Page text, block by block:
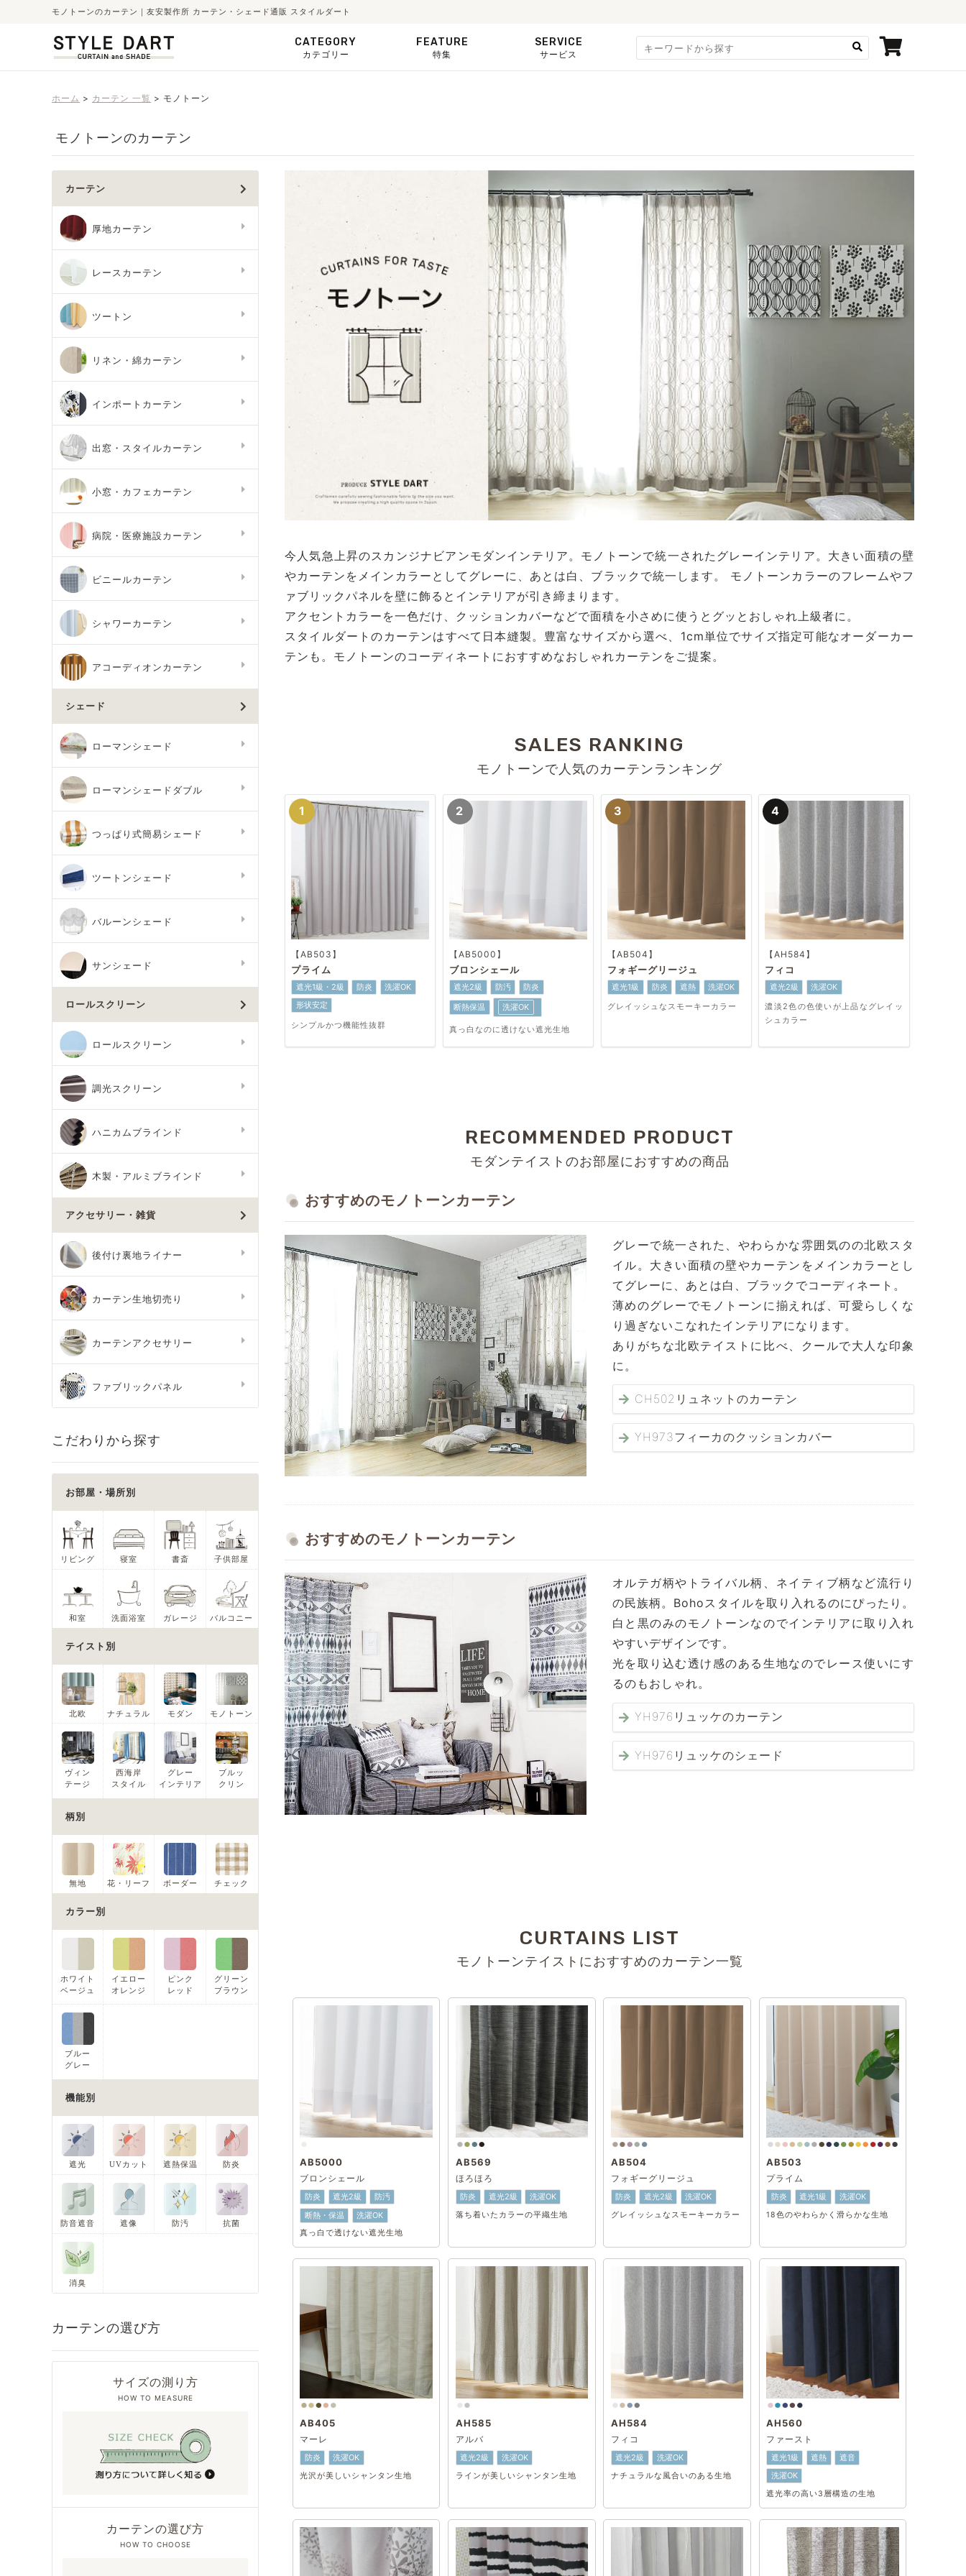
モノトーンのカーテン｜友安製作所 カーテン・シェード通販 スタイルダート
CATEGORY
カテゴリー
FEATURE
特集
SERVICE
サービス
ホーム カーテン 一覧 モノトーン
モノトーンのカーテン
今人気急上昇のスカンジナビアンモダンインテリア。モノトーンで統一されたグレーインテリア。大きい面積の壁
やカーテンをメインカラーとしてグレーに、あとは白、ブラックで統一します。 モノトーンカラーのフレームやフ
ァブリックパネルを壁に飾るとインテリアが引き締まります。
アクセントカラーを一色だけ、クッションカバーなどで面積を小さめに使うとグッとおしゃれ上級者に。
スタイルダートのカーテンはすべて日本縫製。豊富なサイズから選べ、1cm単位でサイズ指定可能なオーダーカー
テンも。モノトーンのコーディネートにおすすめなおしゃれカーテンをご提案。
SALES RANKING
モノトーンで人気のカーテンランキング
【AB503】
プライム
遮光1級・2級 防炎
洗濯OK
形状安定
シンプルかつ機能性抜群
【AB5000】
ブロンシェール
遮光2級 防汚 防炎
断熱保温 洗濯OK
真っ白なのに透けない遮光生地
【AB504】
フォギーグリージュ
遮光1級 防炎 遮熱
洗濯OK
グレイッシュなスモーキーカラー
【AH584】
フィコ
遮光2級
洗濯OK
濃淡2色の色使いが上品なグレイッ
シュカラー
RECOMMENDED PRODUCT
モダンテイストのお部屋におすすめの商品
おすすめのモノトーンカーテン
グレーで統一された、やわらかな雰囲気のの北欧スタ
イル。大きい面積の壁やカーテンをメインカラーとし
てグレーに、あとは白、ブラックでコーディネート。
薄めのグレーでモノトーンに揃えれば、可愛らしくな
り過ぎないこなれたインテリアになります。
ありがちな北欧テイストに比べ、クールで大人な印象
に。
CH502リュネットのカーテン
YH973フィーカのクッションカバー
おすすめのモノトーンカーテン
オルテガ柄やトライバル柄、ネイティブ柄など流行り
の民族柄。Bohoスタイルを取り入れるのにぴったり。
白と黒のみのモノトーンなのでインテリアに取り入れ
やすいデザインです。
光を取り込む透け感のある生地なのでレース使いにす
るのもおしゃれ。
YH976リュッケのカーテン
YH976リュッケのシェード
CURTAINS LIST
モノトーンテイストにおすすめのカーテン一覧
AB5000
ブロンシェール
防炎 遮光2級
防汚
断熱・保温
洗濯OK
真っ白で透けない遮光生地
AB569
ほろほろ
防炎 遮光2級 洗濯OK
落ち着いたカラーの平織生地
AB504
フォギーグリージュ
防炎 遮光2級 洗濯OK
グレイッシュなスモーキーカラー
AB503
プライム
防炎 遮光1級 洗濯OK
18色のやわらかく滑らかな生地
AB405
マーレ
防炎 洗濯OK
光沢が美しいシャンタン生地
AH585
アルバ
遮光2級 洗濯OK
ラインが美しいシャンタン生地
AH584
フィコ
遮光2級 洗濯OK
ナチュラルな風合いのある生地
AH560
ファースト
遮光1級 遮熱
遮音
洗濯OK
遮光率の高い3層構造の生地
カーテン
厚地カーテン
レースカーテン
ツートン
リネン・綿カーテン
インポートカーテン
出窓・スタイルカーテン
小窓・カフェカーテン
病院・医療施設カーテン
ビニールカーテン
シャワーカーテン
アコーディオンカーテン
シェード
ローマンシェード
ローマンシェードダブル
つっぱり式簡易シェード
ツートンシェード
バルーンシェード
サンシェード
ロールスクリーン
ロールスクリーン
調光スクリーン
ハニカムブラインド
木製・アルミブラインド
アクセサリー・雑貨
後付け裏地ライナー
カーテン生地切売り
カーテンアクセサリー
ファブリックパネル
こだわりから探す
お部屋・場所別
リビング 寝室 書斎 子供部屋
和室 洗面浴室 ガレージ バルコニー
テイスト別
北欧 ナチュラル モダン モノトーン
ヴィン
テージ
西海岸
スタイル
グレー
インテリア
ブルッ
クリン
柄別
無地 花・リーフ ボーダー チェック
カラー別
ホワイト
ベージュ
イエロー
オレンジ
ピンク
レッド
グリーン
ブラウン
ブルー
グレー
機能別
遮光 UVカット 遮熱保温 防炎
防音遮音 遮像 防汚 抗菌
消臭
カーテンの選び方
サイズの測り方
HOW TO MEASURE
カーテンの選び方
HOW TO CHOOSE